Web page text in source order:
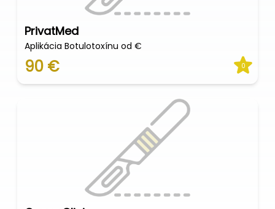
PrivatMed
Aplikácia Botulotoxínu od €
90 € 0